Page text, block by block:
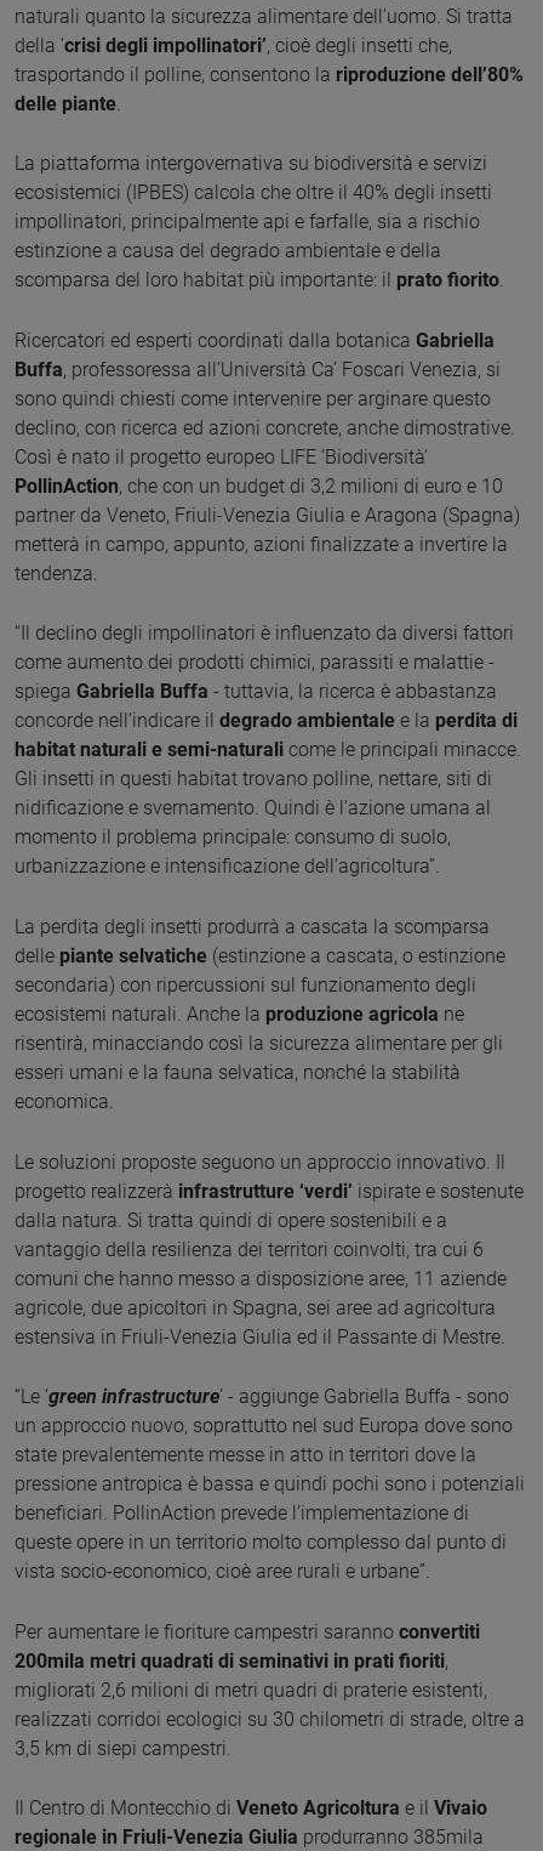
naturali quanto la sicurezza alimentare dell’uomo. Si tratta
della ‘crisi degli impollinatori’, cioè degli insetti che,
trasportando il polline, consentono la riproduzione dell’80%
delle piante
La piattaforma intergovernativa su biodiversità e servizi
ecosistemici (IPBES) calcola che oltre il 40% degli insetti
impollinatori, principalmente api e farfalle, sia a rischio
estinzione a causa del degrado ambientale e della
scomparsa del loro habitat più importante: il prato fiorito.
Ricercatori ed esperti coordinati dalla botanica Gabriella
Buffa, professoressa all’Università Ca’ Foscari Venezia, si
sono quindi chiesti come intervenire per arginare questo
declino, con ricerca ed azioni concrete, anche dimostrative.
Così è nato il progetto europeo LIFE ‘Biodiversità’
PollinAction, che con un budget di 3,2 milioni di euro e 10
partner da Veneto, Friuli-Venezia Giulia e Aragona (Spagna)
metterà in campo, appunto, azioni finalizzate a invertire la
tendenza.
“Il declino degli impollinatori è influenzato da diversi fattori
come aumento dei prodotti chimici, parassiti e malattie -
spiega Gabriella Buffa - tuttavia, la ricerca è abbastanza
concorde nell’indicare il degrado ambientale e la perdita di
habitat naturali e semi-naturali come le principali minacce.
Gli insetti in questi habitat trovano polline, nettare, siti di
nidificazione e svernamento. Quindi è l’azione umana al
momento il problema principale: consumo di suolo,
urbanizzazione e intensificazione dell’agricoltura”.
La perdita degli insetti produrrà a cascata la scomparsa
delle piante selvatiche (estinzione a cascata, o estinzione
secondaria) con ripercussioni sul funzionamento degli
ecosistemi naturali. Anche la produzione agricola ne
risentirà, minacciando così la sicurezza alimentare per gli
esseri umani e la fauna selvatica, nonché la stabilità
economica.
Le soluzioni proposte seguono un approccio innovativo. Il
progetto realizzerà infrastrutture ‘verdi’ ispirate e sostenute
dalla natura. Si tratta quindi di opere sostenibili e a
vantaggio della resilienza dei territori coinvolti, tra cui 6
comuni che hanno messo a disposizione aree, 11 aziende
agricole, due apicoltori in Spagna, sei aree ad agricoltura
estensiva in Friuli-Venezia Giulia ed il Passante di Mestre.
“Le ‘green infrastructure’ - aggiunge Gabriella Buffa - sono
un approccio nuovo, soprattutto nel sud Europa dove sono
state prevalentemente messe in atto in territori dove la
pressione antropica è bassa e quindi pochi sono i potenziali
beneficiari. PollinAction prevede l’implementazione di
queste opere in un territorio molto complesso dal punto di
vista socio-economico, cioè aree rurali e urbane”.
Per aumentare le fioriture campestri saranno convertiti
200mila metri quadrati di seminativi in prati fioriti,
migliorati 2,6 milioni di metri quadri di praterie esistenti,
realizzati corridoi ecologici su 30 chilometri di strade, oltre a
3,5 km di siepi campestri.
Il Centro di Montecchio di Veneto Agricoltura e il Vivaio
regionale in Friuli-Venezia Giulia produrranno 385mila